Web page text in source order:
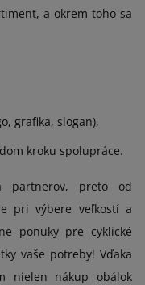
a okrem toho sa
grafika, slogan),
kroku spolupráce.
partnerov, preto od
pri výbere veľkostí a
ponuky pre cyklické
vaše potreby! Vďaka
nielen nákup obálok